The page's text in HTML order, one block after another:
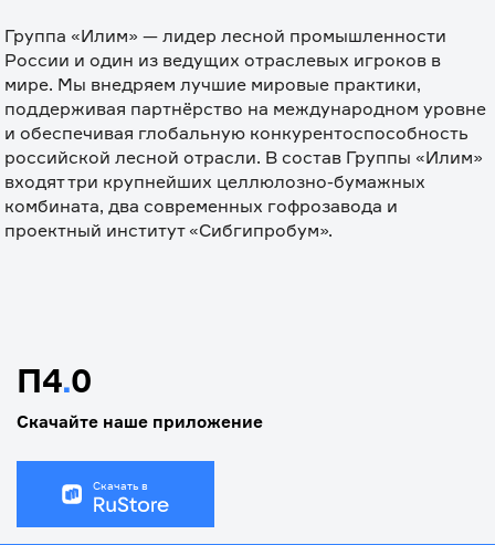
Группа «Илим» — лидер лесной промышленности
России и один из ведущих отраслевых игроков в
мире. Мы внедряем лучшие мировые практики,
поддерживая партнёрство на международном уровне
и обеспечивая глобальную конкурентоспособность
российской лесной отрасли. В состав Группы «Илим»
входят три крупнейших целлюлозно-бумажных
комбината, два современных гофрозавода и
проектный институт «Сибгипробум».
П4.0
Скачайте наше приложение
Скачать в